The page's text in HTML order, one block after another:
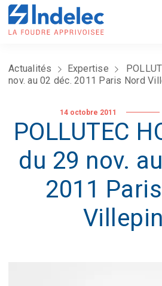
Actualités Expertise
nov. au 02 déc. 2011 Paris Nord
14 octobre 2011
POLLUTEC
du 29 nov.
2011